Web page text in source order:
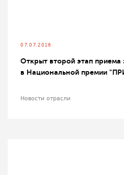
07.07.2016
Открыт второй этап приема
в Национальной премии
Новости отрасли